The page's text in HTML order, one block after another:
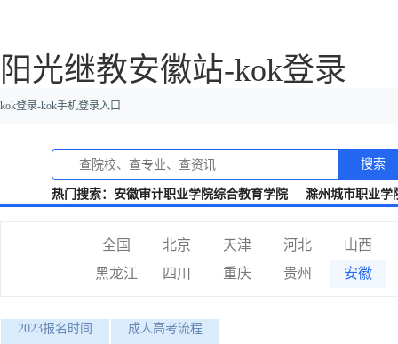
阳光继教安徽站-kok登录
kok登录-kok手机登录入口
搜索
热门搜索： 安徽审计职业学院综合教育学院 滁州城市职业学
全国 北京 天津 河北
山西
黑龙江
四川 重庆 贵州 安徽
2023报名时间 成人高考流程